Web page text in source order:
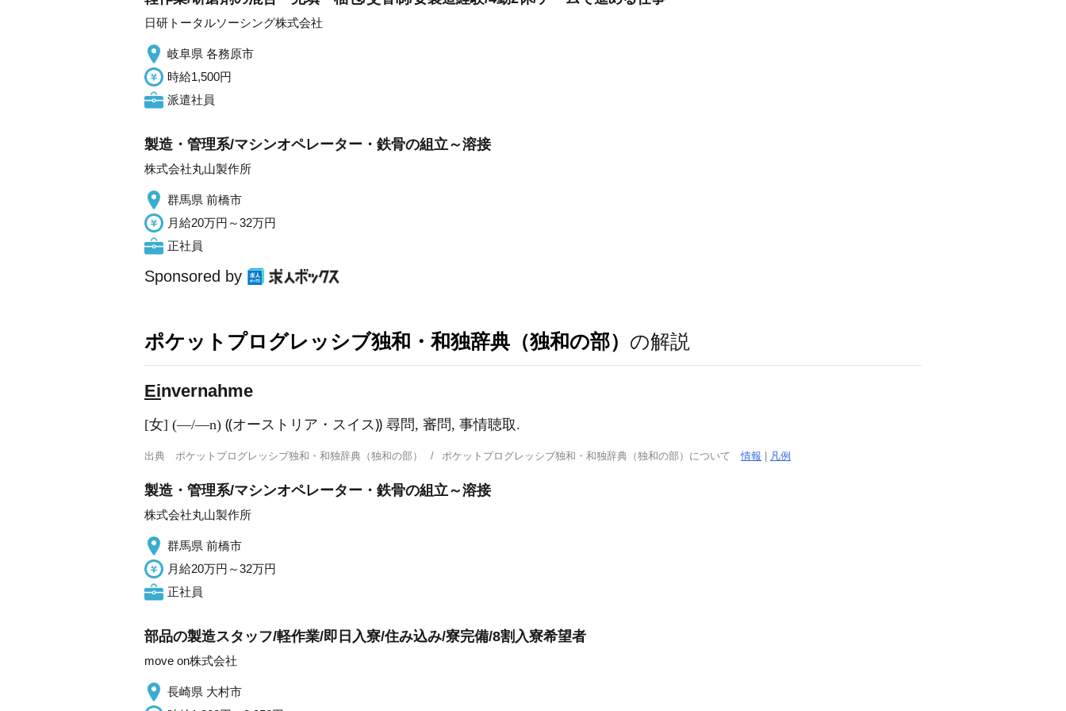
日研トータルソーシング株式会社
岐阜県 各務原市
時給1,500円
派遣社員
製造・管理系/マシンオペレーター・鉄骨の組立～溶接
株式会社丸山製作所
群馬県 前橋市
月給20万円～32万円
正社員
Sponsored by
ポケットプログレッシブ独和・和独辞典（独和の部） の解説
Einvernahme
[女] (―/―n) ⸨オーストリア・スイス⸩ 尋問, 審問, 事情聴取.
出典 ポケットプログレッシブ独和・和独辞典（独和の部） ポケットプログレッシブ独和・和独辞典（独和の部）について情報 | 凡例
製造・管理系/マシンオペレーター・鉄骨の組立～溶接
株式会社丸山製作所
群馬県 前橋市
月給20万円～32万円
正社員
部品の製造スタッフ/軽作業/即日入寮/住み込み/寮完備/8割入寮希望者
move on株式会社
長崎県 大村市